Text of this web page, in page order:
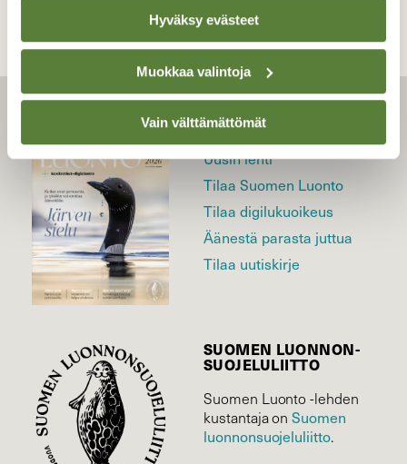
Hyväksy evästeet
Muokkaa valintoja
Vain välttämättömät
LEHTI
Uusin lehti
Tilaa Suomen Luonto
Tilaa digilukuoikeus
Äänestä parasta juttua
Tilaa uutiskirje
SUOMEN LUONNON­
SUOJELU­LIITTO
Suomen Luonto -lehden
kustantaja onSuomen
luonnonsuojelu­liitto.